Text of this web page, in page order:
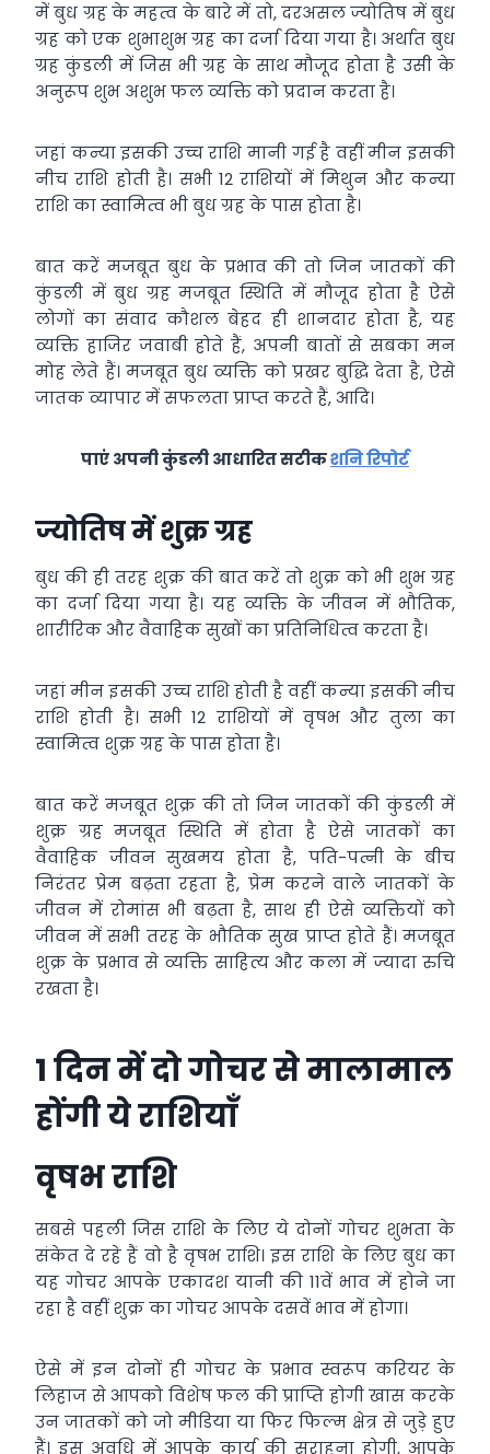
में बुध ग्रह के महत्व के बारे में तो, दरअसल ज्योतिष में बुध
ग्रह को एक शुभाशुभ ग्रह का दर्जा दिया गया है। अर्थात बुध
ग्रह कुंडली में जिस भी ग्रह के साथ मौजूद होता है उसी के
अनुरूप शुभ अशुभ फल व्यक्ति को प्रदान करता है।
जहां कन्या इसकी उच्च राशि मानी गई है वहीं मीन इसकी
नीच राशि होती है। सभी 12 राशियों में मिथुन और कन्या
राशि का स्वामित्व भी बुध ग्रह के पास होता है।
बात करें मजबूत बुध के प्रभाव की तो जिन जातकों की
कुंडली में बुध ग्रह मजबूत स्थिति में मौजूद होता है ऐसे
लोगों का संवाद कौशल बेहद ही शानदार होता है, यह
व्यक्ति हाजिर जवाबी होते हैं, अपनी बातों से सबका मन
मोह लेते हैं। मजबूत बुध व्यक्ति को प्रखर बुद्धि देता है, ऐसे
जातक व्यापार में सफलता प्राप्त करते हैं, आदि।
पाएं अपनी कुंडली आधारित सटीकशनि रिपोर्ट
ज्योतिष में शुक्र ग्रह
बुध की ही तरह शुक्र की बात करें तो शुक्र को भी शुभ ग्रह
का दर्जा दिया गया है। यह व्यक्ति के जीवन में भौतिक,
शारीरिक और वैवाहिक सुखों का प्रतिनिधित्व करता है।
जहां मीन इसकी उच्च राशि होती है वहीं कन्या इसकी नीच
राशि होती है। सभी 12 राशियों में वृषभ और तुला का
स्वामित्व शुक्र ग्रह के पास होता है।
बात करें मजबूत शुक्र की तो जिन जातकों की कुंडली में
शुक्र ग्रह मजबूत स्थिति में होता है ऐसे जातकों का
वैवाहिक जीवन सुखमय होता है, पति-पत्नी के बीच
निरंतर प्रेम बढ़ता रहता है, प्रेम करने वाले जातकों के
जीवन में रोमांस भी बढ़ता है, साथ ही ऐसे व्यक्तियों को
जीवन में सभी तरह के भौतिक सुख प्राप्त होते हैं। मजबूत
शुक्र के प्रभाव से व्यक्ति साहित्य और कला में ज्यादा रुचि
रखता है।
1 दिन में दो गोचर से मालामाल
होंगी ये राशियाँ
वृषभ राशि
सबसे पहली जिस राशि के लिए ये दोनों गोचर शुभता के
संकेत दे रहे हैं वो है वृषभ राशि। इस राशि के लिए बुध का
यह गोचर आपके एकादश यानी की 11वें भाव में होने जा
रहा है वहीं शुक्र का गोचर आपके दसवें भाव में होगा।
ऐसे में इन दोनों ही गोचर के प्रभाव स्वरूप करियर के
लिहाज से आपको विशेष फल की प्राप्ति होगी खास करके
उन जातकों को जो मीडिया या फिर फिल्म क्षेत्र से जुड़े हुए
हैं। इस अवधि में आपके कार्य की सराहना होगी, आपके